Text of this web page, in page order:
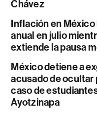
Chávez
Inflación en México
anual en julio
extiende la pausa
México detiene a
acusado de ocultar
caso de
Ayotzinapa